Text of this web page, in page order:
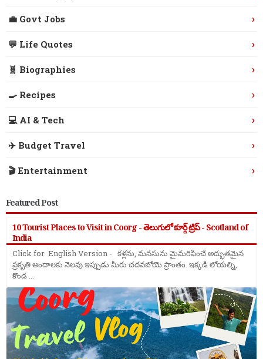
💼 Govt Jobs ›
💬 Life Quotes ›
🧬 Biographies ›
🍳 Recipes ›
💻 AI & Tech ›
✈️ Budget Travel ›
🎬 Entertainment ›
Featured Post
10 Tourist Places to Visit in Coorg - తెలుగులో కూర్గ్ ట్రిప్ - Scotland of
India
Click for English Version - కళ్లను, మనసును మైమరిపించే అద్భుతమైన
ప్రకృతి అందాలకు నెలవు ఇప్పుడు మీరు చదవబోయె ప్రాంతం. ఇక్కడి లోయల్ని,
కొండ ...